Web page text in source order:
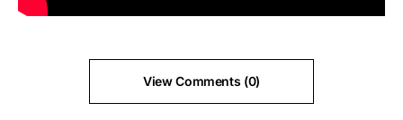
View Comments (0)